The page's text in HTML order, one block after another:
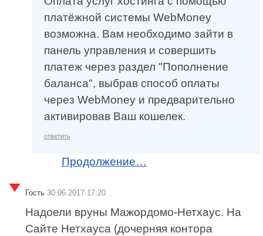
платёжной системы WebMoney
возможна. Вам необходимо зайти в
панель управления и совершить
платеж через раздел "Пополнение
баланса", выбрав способ оплаты
через WebMoney и предварительно
активировав Ваш кошелек.
ответить
Продолжение…
Гость 30.06.2017 17:20
Надоели вруны Мажордомо-Нетхаус. На
Сайте Нетхауса (дочерняя контора